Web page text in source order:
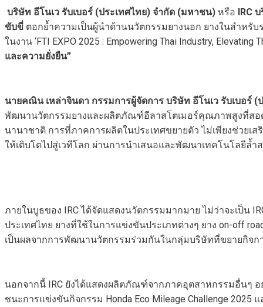
บริษัท อีโนเว รับเบอร์ (ประเทศไทย) จำกัด (มหาชน) หรือ IRC
ขับขี่ ตอกย้ำความเป็นผู้นำด้านนวัตกรรมยางนอก ยางในสำห
ในงาน ‘FTI EXPO 2025 : Empowering Thai Industry,
และความยั่งยืน”
นายคณิน เหล่าจินดา กรรมการผู้จัดการ บริษัท อีโนเว รับเบอร์
พัฒนานวัตกรรมยางและผลิตภัณฑ์อีลาสโตเมอร์คุณภาพสูงที่สอ
นานาชาติ การที่ภาคการผลิตในประเทศขยายตัว ไม่เพียงช่วย
ให้เติบโตไปสู่เวทีโลก ผ่านการนำเสนอและพัฒนาเทคโนโลยีล้
ภายในบูธของ IRC ได้จัดแสดงนวัตกรรมมากมาย ไม่ว่าจะเป็น
ประเทศไทย ยางที่ใช้ในการแข่งขันประเภทต่างๆ ยาง on-off
เป็นผลจากการพัฒนานวัตกรรมร่วมกันในกลุ่มบริษัทที่ขยายกิจก
นอกจากนี้ IRC ยังได้แสดงผลิตภัณฑ์จากภาคอุตสาหกรรมอื่นๆ อ
ชนะการแข่งขันกิจกรรม Honda Eco Mileage Challenge